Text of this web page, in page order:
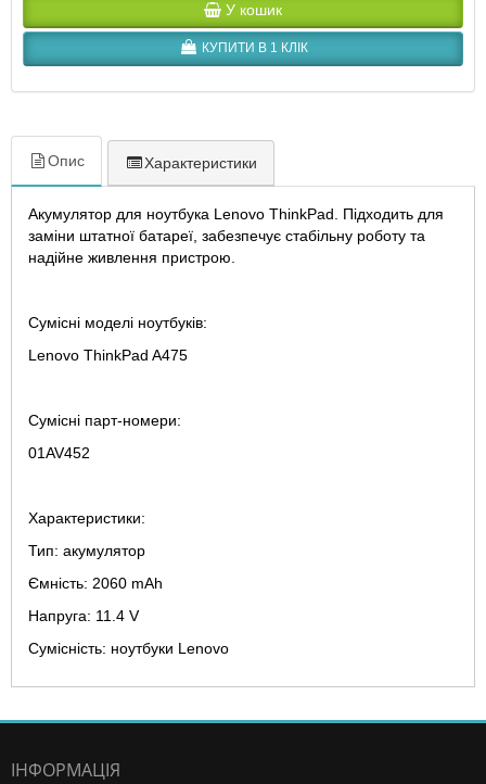
У кошик
КУПИТИ В 1 КЛІК
Опис Характеристики
Акумулятор для ноутбука Lenovo ThinkPad. Підходить для
заміни штатної батареї, забезпечує стабільну роботу та
надійне живлення пристрою.
Сумісні моделі ноутбуків:
Lenovo ThinkPad A475
Сумісні парт-номери:
01AV452
Характеристики:
Тип: акумулятор
Ємність: 2060 mAh
Напруга: 11.4 V
Сумісність: ноутбуки Lenovo
ІНФОРМАЦІЯ